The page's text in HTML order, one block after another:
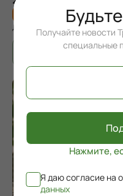
Для участниковКлуба Традо
Получайте новости
специальные
Нажмите,
Я даю согласие на
данных